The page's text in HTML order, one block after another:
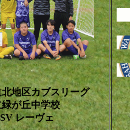
地区カブスリーグ
が丘中学校
レーヴェ